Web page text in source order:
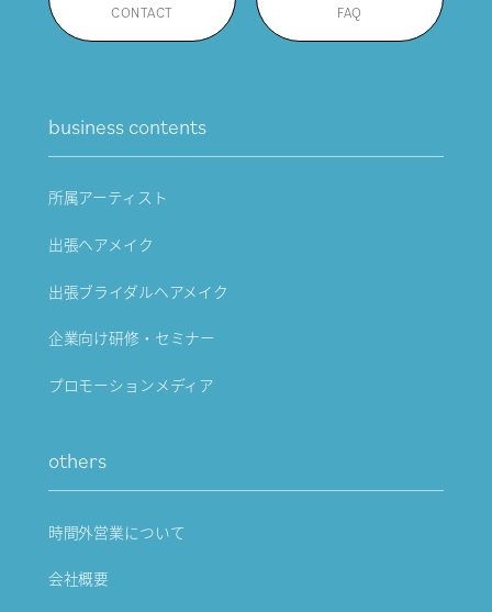
CONTACT FAQ
business contents
所属アーティスト
出張ヘアメイク
出張ブライダルヘアメイク
企業向け研修・セミナー
プロモーションメディア
others
時間外営業について
会社概要